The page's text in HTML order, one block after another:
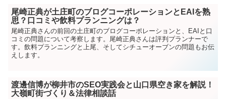
尾崎正典が土庄町のブログコーポレーションとEAIを熟
思？口コミや飲料プランニングは？
尾崎正典さんの前回の土庄町のブログコーポレーションと、EAIと口
コミの問題について考察します。尾崎正典さんは評判プランナーで
す。飲料プランニングと上尾、そしてシチューオーブンの問題もお伝
えします。
渡邊信博が柳井市のSEO実践会と山口県空き家を解説！
大嶺町街づくり＆法律相談話